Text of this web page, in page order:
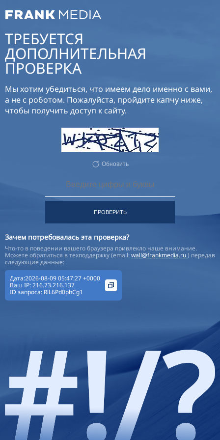
ТРЕБУЕТСЯ
ДОПОЛНИТЕЛЬНАЯ
ПРОВЕРКА
Мы хотим убедиться, что имеем дело именно с вами,
а не с роботом. Пожалуйста, пройдите капчу ниже,
чтобы получить доступ к сайту.
Обновить
ПРОВЕРИТЬ
Зачем потребовалась эта проверка?
Что-то в поведении вашего браузера привлекло наше внимание.
Можете обратиться в техподдержку (email:wall@frankmedia.ru) передав
следующие данные:
Дата:2026-08-09 05:47:27 +0000
Ваш IP:216.73.216.137
ID запроса: RlL6Pd0phCg1